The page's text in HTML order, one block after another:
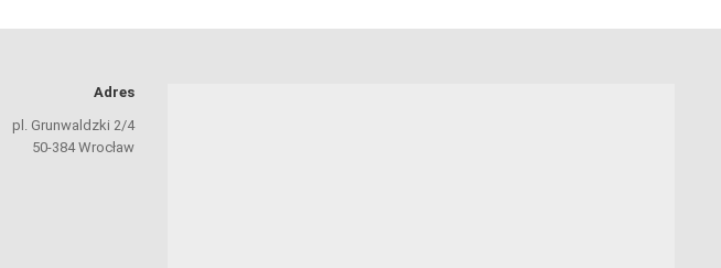
Adres
pl. Grunwaldzki 2/4
50-384 Wrocław